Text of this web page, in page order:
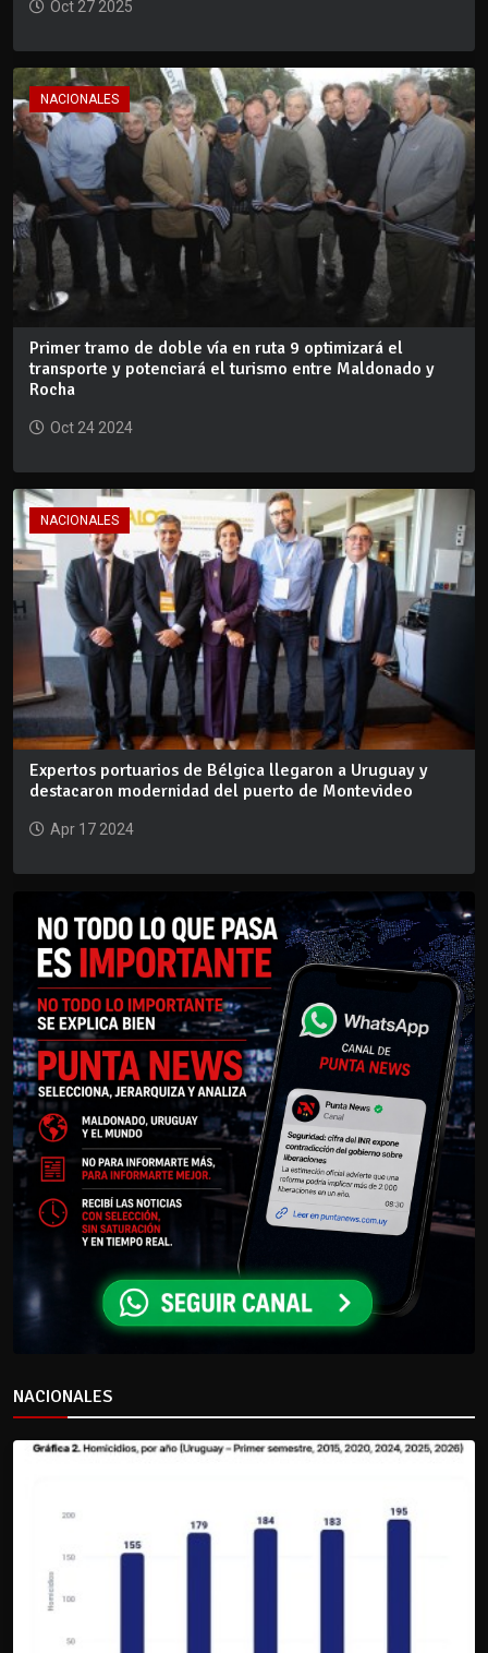
Oct 27 2025
NACIONALES
Primer tramo de doble vía en ruta 9 optimizará el
transporte y potenciará el turismo entre Maldonado y
Rocha
Oct 24 2024
NACIONALES
Expertos portuarios de Bélgica llegaron a Uruguay y
destacaron modernidad del puerto de Montevideo
Apr 17 2024
NACIONALES